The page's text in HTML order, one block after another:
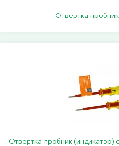
Отвертка-
Отвертка-пробник